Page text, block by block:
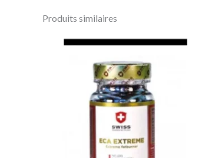
Produits similaires